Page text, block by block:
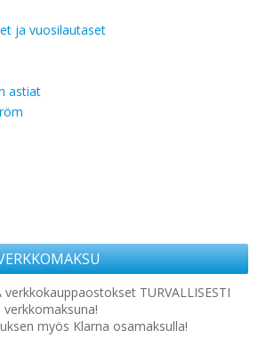
ja vuosilautaset
astiat
verkkokauppaostokset TURVALLISESTI
myös Klarna osamaksulla!